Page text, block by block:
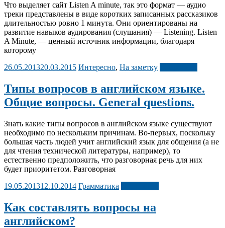
Что выделяет сайт Listen A minute, так это формат — аудио
треки представлены в виде коротких записанных рассказиков
длительностью ровно 1 минута. Они ориентированы на
развитие навыков аудирования (слушания) — Listening. Listen
A Minute, — ценный источник информации, благодаря
которому
26.05.201320.03.2015 Интересно, На заметку
Типы вопросов в английском языке.
Общие вопросы. General questions.
Знать какие типы вопросов в английском языке существуют
необходимо по нескольким причинам. Во-первых, поскольку
большая часть людей учит английский язык для общения (а не
для чтения технической литературы, например), то
естественно предположить, что разговорная речь для них
будет приоритетом. Разговорная
19.05.201312.10.2014 Грамматика
Как составлять вопросы на
английском?